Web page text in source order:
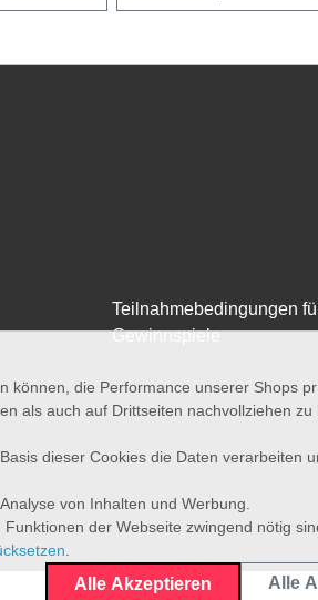
Teilnahmebedingungen
Gewinnspiele
können, die Performance unserer Shops
als auch auf Drittseiten nachvollziehen zu
dieser Cookies die Daten verarbeiten
von Inhalten und Werbung.
der Webseite zwingend nötig
Alle Akzeptieren Alle